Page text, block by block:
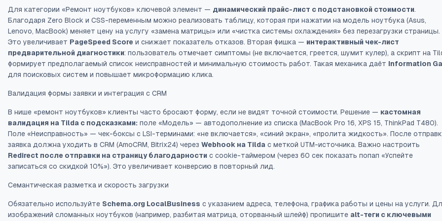
Для категории «Ремонт ноутбуков» ключевой элемент — динамический прайс-лист с подстановкой стоимости.
Благодаря Zero Block и CSS-переменным можно реализовать таблицу, которая при нажатии на модель ноутбука (Asus,
Lenovo, MacBook) меняет цену на услугу «замена матрицы» или «чистка системы охлаждения» без перезагрузки страницы.
Это увеличивает PageSpeed Score и снижает показатель отказов. Вторая фишка — интерактивный чек-лист
предварительной диагностики: пользователь отмечает симптомы (не включается, греется, шумит кулер), а скрипт на
формирует предполагаемый список неисправностей и минимальную стоимость работ. Такая механика даёт Information
для поисковых систем и повышает микроформацию клика.
Валидация формы заявки и интеграция с CRM
В нише «ремонт ноутбуков» клиенты часто бросают форму, если не видят точной стоимости. Решение — кастомная
валидация на Tilda с подсказками: поле «Модель» — автодополнение из списка (MacBook Pro 16, XPS 15, ThinkPad T480).
Поле «Неисправность» — чек-боксы с LSI-терминами: «не включается», «синий экран», «пролита жидкость». После
заявка должна уходить в CRM (AmoCRM, Bitrix24) через Webhook на Tilda с меткой UTM-источника. Важно настроить
Redirect после отправки на страницу благодарности с cookie-таймером (через 60 сек показать попап «Успейте
записаться со скидкой 10%»). Это увеличивает конверсию в повторный лид.
Семантическая разметка и скорость загрузки
Обязательно используйте Schema.org LocalBusiness с указанием адреса, телефона, графика работы и цены на услуги.
изображений сломанных ноутбуков (например, разбитая матрица, оторванный шлейф) пропишите alt-теги с ключевыми